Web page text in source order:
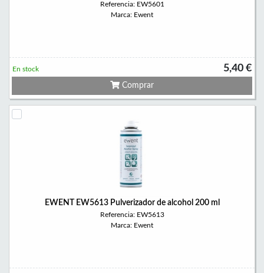
Referencia: EW5601
Marca: Ewent
5,40 €
En stock
Comprar
EWENT EW5613 Pulverizador de alcohol 200 ml
Referencia: EW5613
Marca: Ewent